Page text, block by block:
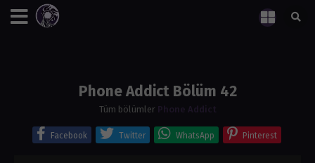
Phone Addict Bölüm 42
Tüm bölümler Phone Addict
Facebook Twitter WhatsApp Pinterest